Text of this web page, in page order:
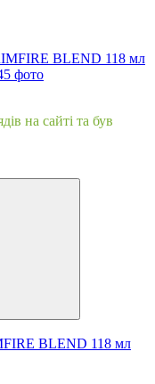
на сайті та був
BLEND 118 мл